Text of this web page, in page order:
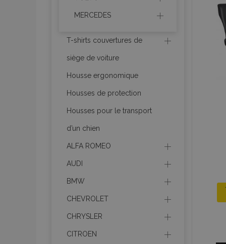
MERCEDES
T-shirts couvertures de
siège de voiture
Housse ergonomique
Housses de protection
Housses pour le transport
d’un chien
ALFA ROMEO
AUDI
BMW
CHEVROLET
CHRYSLER
CITROEN
mage-